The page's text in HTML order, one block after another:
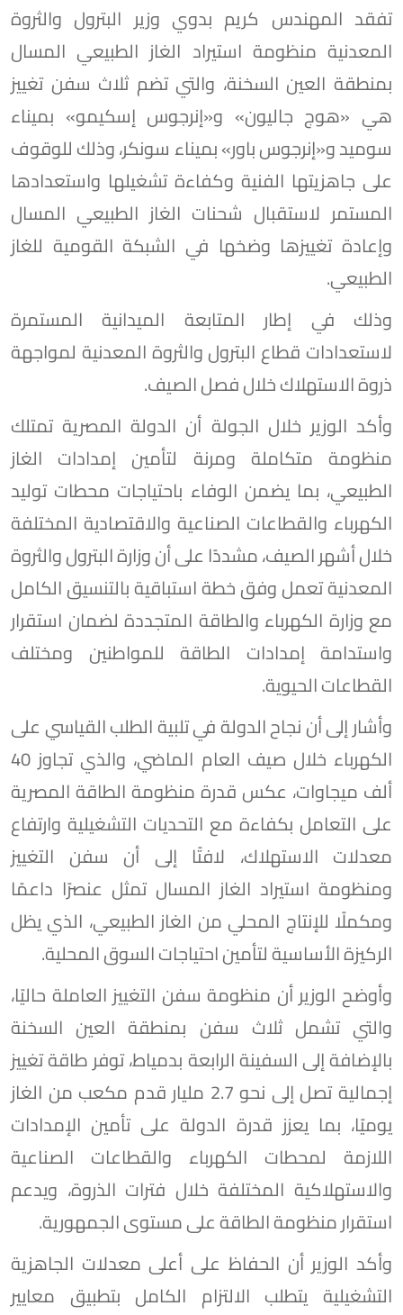
تفقد المهندس كريم بدوي وزير البترول والثروة
المعدنية منظومة استيراد الغاز الطبيعي المسال
بمنطقة العين السخنة، والتي تضم ثلاث سفن تغييز
هي «هوج جاليون» و«إنرجوس إسكيمو» بميناء
سوميد و«إنرجوس باور» بميناء سونكر، وذلك للوقوف
على جاهزيتها الفنية وكفاءة تشغيلها واستعدادها
المستمر لاستقبال شحنات الغاز الطبيعي المسال
وإعادة تغييزها وضخها في الشبكة القومية للغاز
الطبيعي.
وذلك في إطار المتابعة الميدانية المستمرة
لاستعدادات قطاع البترول والثروة المعدنية لمواجهة
ذروة الاستهلاك خلال فصل الصيف.
وأكد الوزير خلال الجولة أن الدولة المصرية تمتلك
منظومة متكاملة ومرنة لتأمين إمدادات الغاز
الطبيعي، بما يضمن الوفاء باحتياجات محطات توليد
الكهرباء والقطاعات الصناعية والاقتصادية المختلفة
خلال أشهر الصيف، مشددًا على أن وزارة البترول والثروة
المعدنية تعمل وفق خطة استباقية بالتنسيق الكامل
مع وزارة الكهرباء والطاقة المتجددة لضمان استقرار
واستدامة إمدادات الطاقة للمواطنين ومختلف
القطاعات الحيوية.
وأشار إلى أن نجاح الدولة في تلبية الطلب القياسي على
الكهرباء خلال صيف العام الماضي، والذي تجاوز 40
ألف ميجاوات، عكس قدرة منظومة الطاقة المصرية
على التعامل بكفاءة مع التحديات التشغيلية وارتفاع
معدلات الاستهلاك، لافتًا إلى أن سفن التغييز
ومنظومة استيراد الغاز المسال تمثل عنصرًا داعمًا
ومكملًا للإنتاج المحلي من الغاز الطبيعي، الذي يظل
الركيزة الأساسية لتأمين احتياجات السوق المحلية.
وأوضح الوزير أن منظومة سفن التغييز العاملة حاليًا،
والتي تشمل ثلاث سفن بمنطقة العين السخنة
بالإضافة إلى السفينة الرابعة بدمياط، توفر طاقة تغييز
إجمالية تصل إلى نحو 2.7 مليار قدم مكعب من الغاز
يوميًا، بما يعزز قدرة الدولة على تأمين الإمدادات
اللازمة لمحطات الكهرباء والقطاعات الصناعية
والاستهلاكية المختلفة خلال فترات الذروة، ويدعم
استقرار منظومة الطاقة على مستوى الجمهورية.
وأكد الوزير أن الحفاظ على أعلى معدلات الجاهزية
التشغيلية يتطلب الالتزام الكامل بتطبيق معايير